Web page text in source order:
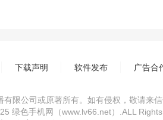
下载声明 软件发布 广告合
限公司或原著所有。如有侵权，敬请来
绿色手机网（www.lv66.net）.ALL